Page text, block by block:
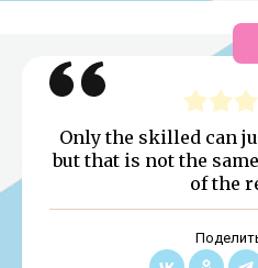
Only the skilled can
but that is not the
of the